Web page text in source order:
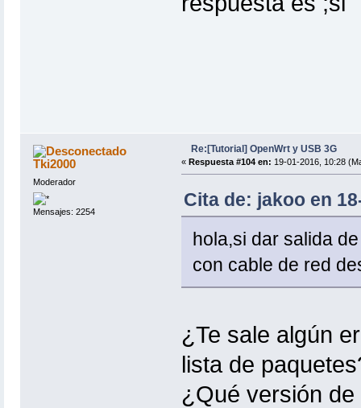
Tki2000
Moderador
Mensajes: 2254
Re:[Tutorial] OpenWrt y USB 3G
« Respuesta #104 en: 19-01-2016, 10:28
Cita de: jakoo en
hola,si dar salida
con cable de red
¿Te sale algún
lista de
¿Qué versión